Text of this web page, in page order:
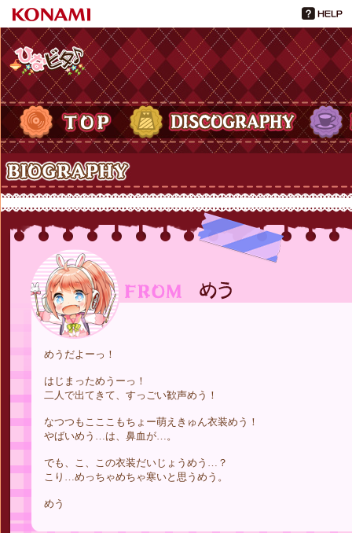
ひなビタ♪
TOP DISCOGRAPHY
Biography
めうだよーっ！
はじまっためうーっ！
二人で出てきて、すっごい歓声めう！
なつつもこここもちょー萌えきゅん衣装めう！
やばいめう…は、鼻血が…。
でも、こ、この衣装だいじょうめう…？
こり…めっちゃめちゃ寒いと思うめう。
めう